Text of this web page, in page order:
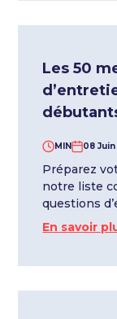
Les 50
MIN 08
Préparez
notre liste
questions
En savoir